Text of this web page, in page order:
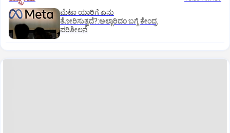
ಮೆಟಾ ಯಾರಿಗೆ ಏನು
ತೋರಿಸುತ್ತದೆ?:ಅಲ್ಗಾರಿದಂ ಬಗ್ಗೆ ಕೇಂದ್ರ
ಪರಿಶೀಲನೆ